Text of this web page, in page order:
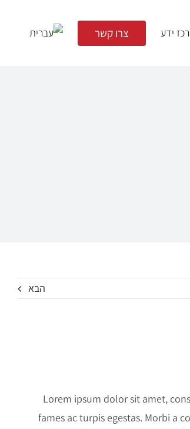
ידע צרו קשר
הבא
Lorem ipsum dolor sit amet,
fames ac turpis egestas. Morbi a